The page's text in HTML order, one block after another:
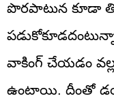
పొరపాటున కూడా
వాకింగ్ చేయడం వల్ల
ఉంటాయి. దీంతో